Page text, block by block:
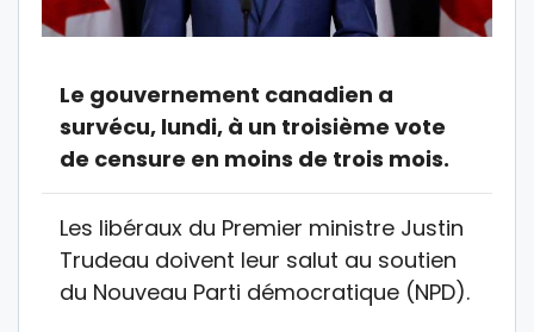
Le gouvernement canadien a
survécu, lundi, à un troisième vote
de censure en moins de trois mois.
Les libéraux du Premier ministre Justin
Trudeau doivent leur salut au soutien
du Nouveau Parti démocratique (NPD).